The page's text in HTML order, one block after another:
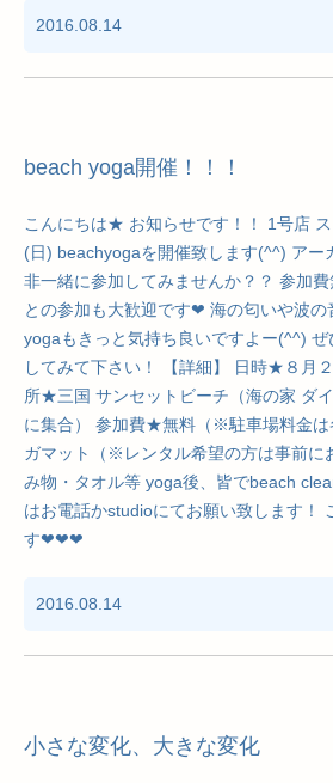
2016.08.14
beach yoga開催！！！
こんにちは★ お知らせです！！ 1号店
(日) beachyogaを開催致します(^^) アー
非一緒に参加してみませんか？？ 参加
との参加も大歓迎です❤︎ 海の匂いや波の
yogaもきっと気持ち良いですよー(^^)
してみて下さい！ 【詳細】 日時★８月
所★三国 サンセットビーチ（海の家 ダ
に集合） 参加費★無料（※駐車場料金
ガマット（※レンタル希望の方は事前に
み物・タオル等 yoga後、皆でbeach
はお電話かstudioにてお願い致します！
す❤︎❤︎❤︎
2016.08.14
小さな変化、大きな変化